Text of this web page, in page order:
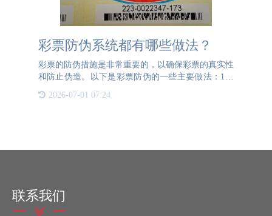
彩票防伪系统都有哪些做法？
彩票的防伪措施是非常重要的，以确保彩票的真实性
和防止伪造。以下是彩票防伪的一些主要做法：1、
样的区域，其主要功能是验证彩票真伪及兑奖。保安
2026-07-01 07:24
联系我们